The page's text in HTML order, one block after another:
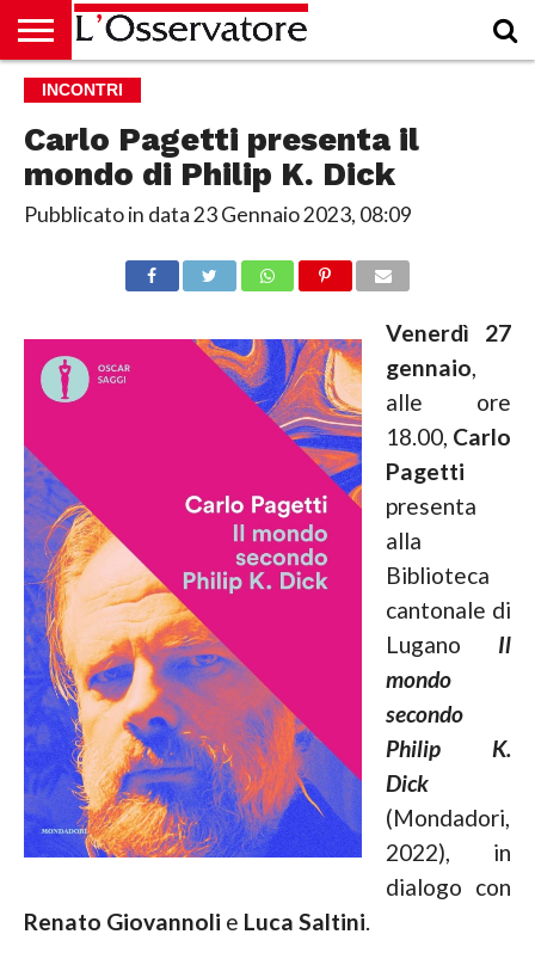
HOME
CULTURA
ECONOMIA
RUBRICHE
ARCHIVIO
PODCAST
ABBONAMENTO
CHI
ACCEDI
INCONTRI
Carlo Pagetti presenta il
mondo di Philip K. Dick
Pubblicato in data23 Gennaio 2023, 08:09
Venerdì 27
gennaio,
alle ore
18.00, Carlo
Pagetti
presenta
alla
Biblioteca
cantonale di
Lugano Il
mondo
secondo
Philip K.
Dick
(Mondadori,
2022), in
dialogo con
Renato Giovannoli e Luca Saltini.